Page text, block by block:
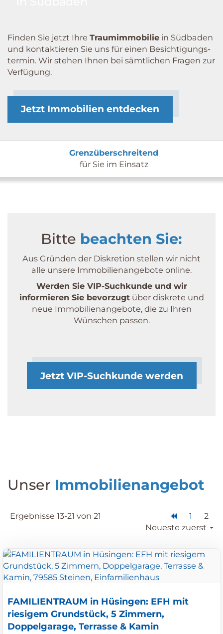
Finden Sie jetzt Ihre Traum­immobilie in Südbaden
und kontaktieren Sie uns für einen Besichtigungs­
termin. Wir stehen Ihnen bei sämtlichen Fragen zur
Verfügung.
Jetzt Immobilien entdecken
Grenzüberschreitend
für Sie im Einsatz
Bitte beachten Sie:
Aus Gründen der Diskretion stellen wir nicht
alle unsere Immobilien­angebote online.
Werden Sie VIP-Suchkunde und wir
informieren Sie bevorzugtüber diskrete und
neue Immobilien­angebote, die zu Ihren
Wünschen passen.
Jetzt VIP-Suchkunde werden
Unser Immobilienangebot
Ergebnisse 13-21 von 21 1
2
Neueste zuerst
FAMILIENTRAUM in Hüsingen: EFH mit
riesigem Grundstück, 5 Zimmern,
Doppelgarage, Terrasse & Kamin